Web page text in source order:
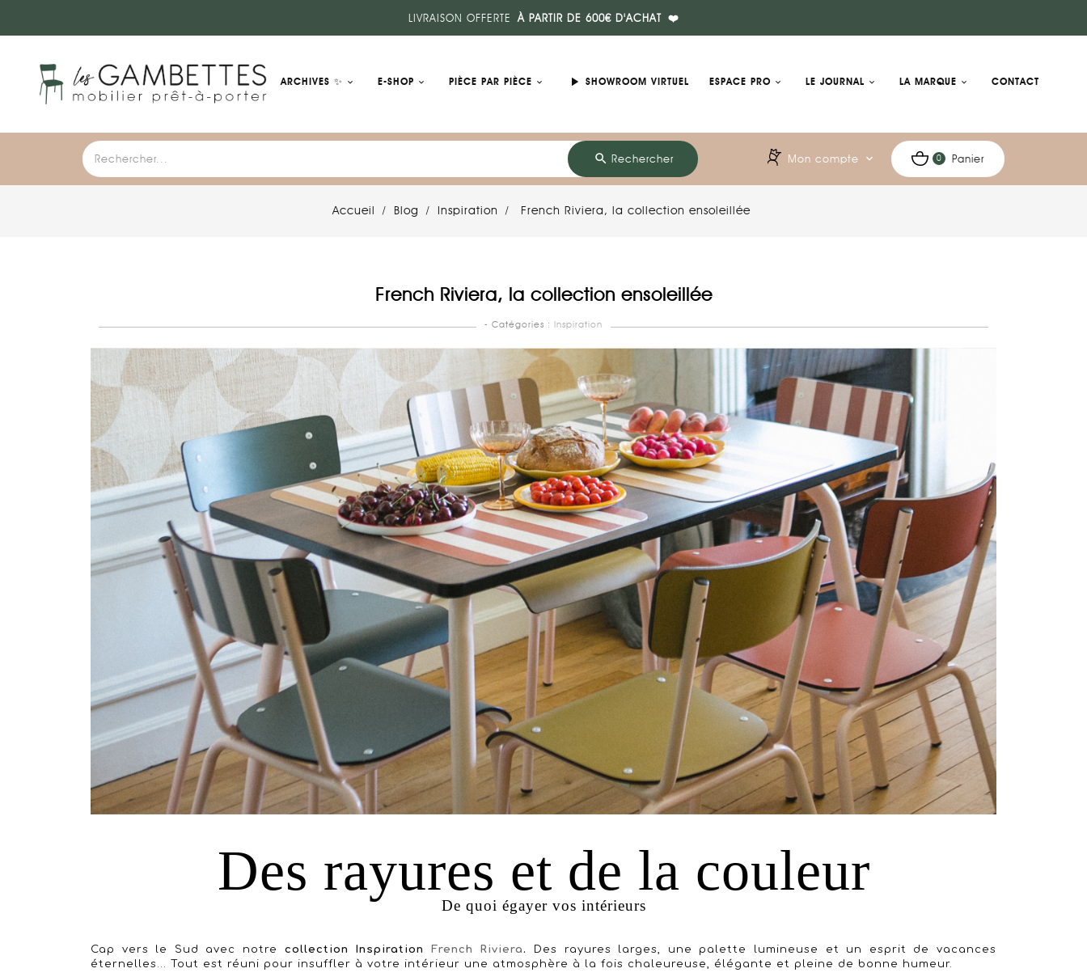
LIVRAISON OFFERTE À PARTIR DE 600€ D'ACHAT ❤️
ARCHIVES ✨ E-SHOP PIÈCE PAR PIÈCE play_arrow SHOWROOM VIRTUEL ESPACE PRO LE JOURNAL LA MARQUE CONTACT
search Rechercher 0 Panier
Mon compte expand_more
Accueil Blog Inspiration French Riviera, la collection ensoleillée
French Riviera, la collection ensoleillée
- Catégories : Inspiration
Des rayures et de la couleur
De quoi égayer vos intérieurs
Cap vers le Sud avec notre collection Inspiration French Riviera.
Des rayures larges, une palette lumineuse et un esprit de vacances
éternelles... Tout est réuni pour insuffler à votre intérieur une atmosphère à la fois chaleureuse, élégante et pleine de bonne humeur.